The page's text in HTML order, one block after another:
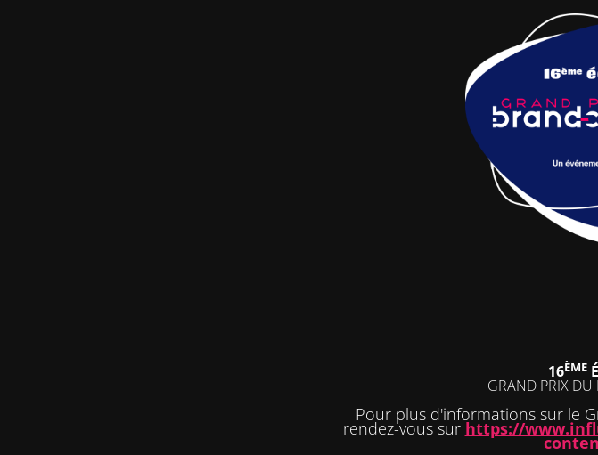
16ÈME
GRAND PRIX
Pour plus d'informations sur le
rendez-vous sur https://